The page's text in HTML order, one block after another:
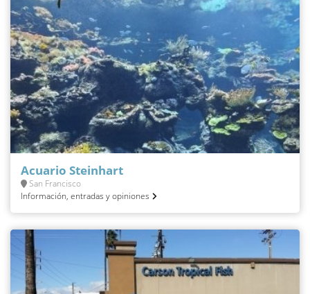
Acuario Steinhart
San Francisco
Información, entradas y opiniones